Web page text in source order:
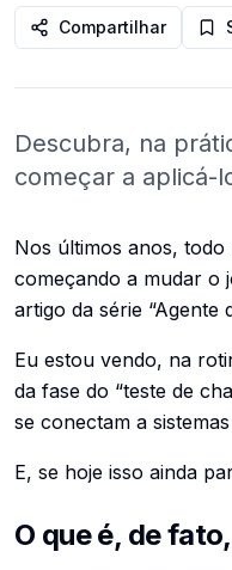
Compartilhar
Descubra, na
começar a aplicá-
Nos últimos anos,
começando a mudar o
artigo da série “Agente
Eu estou vendo, na
da fase do “teste de
se conectam a
E, se hoje isso ainda
O que é, de